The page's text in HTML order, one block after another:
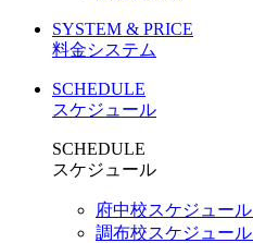
SYSTEM & PRICE
料金システム
SCHEDULE
スケジュール
SCHEDULE
スケジュール
府中校スケジュール
調布校スケジュール